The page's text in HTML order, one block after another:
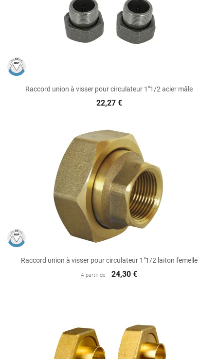
Raccord union à visser pour circulateur 1"1/2 acier mâle
22,27 €
Raccord union à visser pour circulateur 1"1/2 laiton femelle
A partir de 24,30 €